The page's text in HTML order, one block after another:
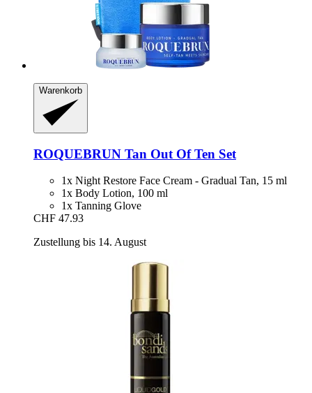
Warenkorb
ROQUEBRUN Tan Out Of Ten Set
1x Night Restore Face Cream - Gradual Tan, 15 ml
1x Body Lotion, 100 ml
1x Tanning Glove
CHF 47.93
Zustellung bis 14. August